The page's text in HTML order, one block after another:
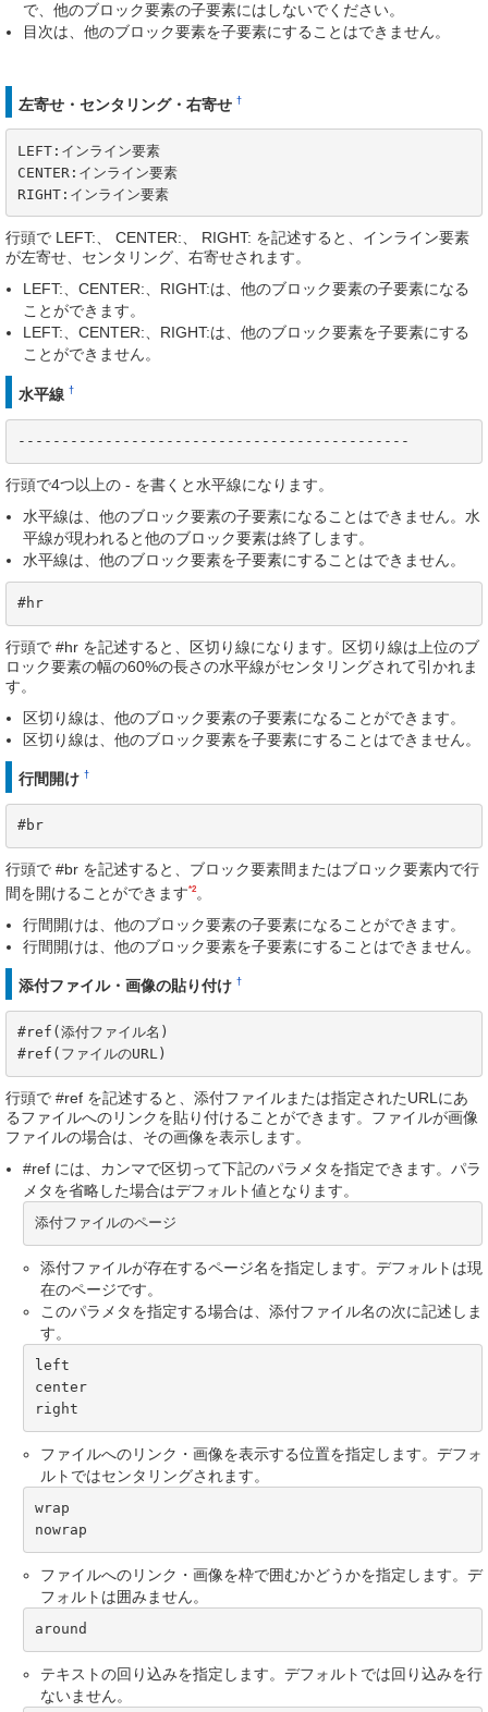
で、他のブロック要素の子要素にはしないでください。
目次は、他のブロック要素を子要素にすることはできません。
左寄せ・センタリング・右寄せ †
LEFT:インライン要素
CENTER:インライン要素
RIGHT:インライン要素
行頭で LEFT:、 CENTER:、 RIGHT: を記述すると、インライン要素
が左寄せ、センタリング、右寄せされます。
LEFT:、CENTER:、RIGHT:は、他のブロック要素の子要素になる
ことができます。
LEFT:、CENTER:、RIGHT:は、他のブロック要素を子要素にする
ことができません。
水平線 †
---------------------------------------------
行頭で4つ以上の - を書くと水平線になります。
水平線は、他のブロック要素の子要素になることはできません。水
平線が現われると他のブロック要素は終了します。
水平線は、他のブロック要素を子要素にすることはできません。
#hr
行頭で #hr を記述すると、区切り線になります。区切り線は上位のブ
ロック要素の幅の60%の長さの水平線がセンタリングされて引かれま
す。
区切り線は、他のブロック要素の子要素になることができます。
区切り線は、他のブロック要素を子要素にすることはできません。
行間開け †
#br
行頭で #br を記述すると、ブロック要素間またはブロック要素内で行
間を開けることができます*2。
行間開けは、他のブロック要素の子要素になることができます。
行間開けは、他のブロック要素を子要素にすることはできません。
添付ファイル・画像の貼り付け †
#ref(添付ファイル名)
#ref(ファイルのURL)
行頭で #ref を記述すると、添付ファイルまたは指定されたURLにあ
るファイルへのリンクを貼り付けることができます。ファイルが画像
ファイルの場合は、その画像を表示します。
#ref には、カンマで区切って下記のパラメタを指定できます。パラ
メタを省略した場合はデフォルト値となります。
添付ファイルのページ
添付ファイルが存在するページ名を指定します。デフォルトは現
在のページです。
このパラメタを指定する場合は、添付ファイル名の次に記述しま
す。
left
center
right
ファイルへのリンク・画像を表示する位置を指定します。デフォ
ルトではセンタリングされます。
wrap
nowrap
ファイルへのリンク・画像を枠で囲むかどうかを指定します。デ
フォルトは囲みません。
around
テキストの回り込みを指定します。デフォルトでは回り込みを行
ないません。